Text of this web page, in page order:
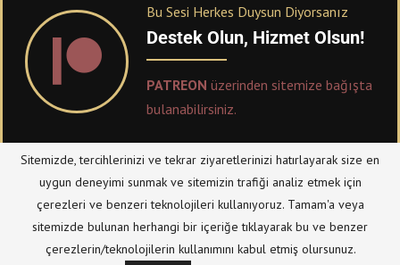
Bu Sesi Herkes Duysun Diyorsanız
Destek Olun, Hizmet Olsun!
PATREON üzerinden sitemize bağışta
bulanabilirsiniz.
© Telif Hakkı 2023, Tüm Hakları Saklıdır | @hizmetten.com
Bize Ulaşın
Taziye Defteri
Gizlilik Politikası (Datenschutzerklärung)
Künye/Impressum
Sitemizde, tercihlerinizi ve tekrar ziyaretlerinizi hatırlayarak size en
uygun deneyimi sunmak ve sitemizin trafiği analiz etmek için
çerezleri ve benzeri teknolojileri kullanıyoruz. Tamam'a veya
sitemizde bulunan herhangi bir içeriğe tıklayarak bu ve benzer
çerezlerin/teknolojilerin kullanımını kabul etmiş olursunuz.